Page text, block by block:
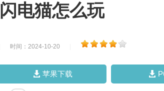
闪电猫怎么玩
时间：2024-10-20
苹果下载